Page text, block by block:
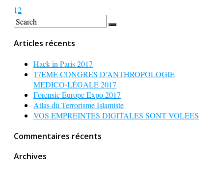
12
Articles récents
Hack in Paris 2017
17EME CONGRES D’ANTHROPOLOGIE
MEDICO-LÉGALE 2017
Forensic Europe Expo 2017
Atlas du Terrorisme Islamiste
VOS EMPREINTES DIGITALES SONT VOLEES
Commentaires récents
Archives